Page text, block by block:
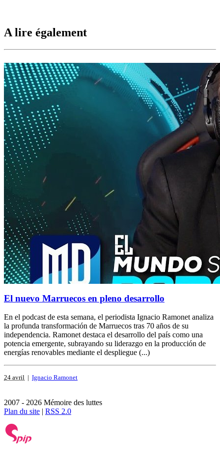
A lire également
El nuevo Marruecos en pleno desarrollo
En el podcast de esta semana, el periodista Ignacio Ramonet analiza
la profunda transformación de Marruecos tras 70 años de su
independencia. Ramonet destaca el desarrollo del país como una
potencia emergente, subrayando su liderazgo en la producción de
energías renovables mediante el despliegue (...)
24 avril | Ignacio Ramonet
2007 - 2026 Mémoire des luttes
Plan du site | RSS 2.0